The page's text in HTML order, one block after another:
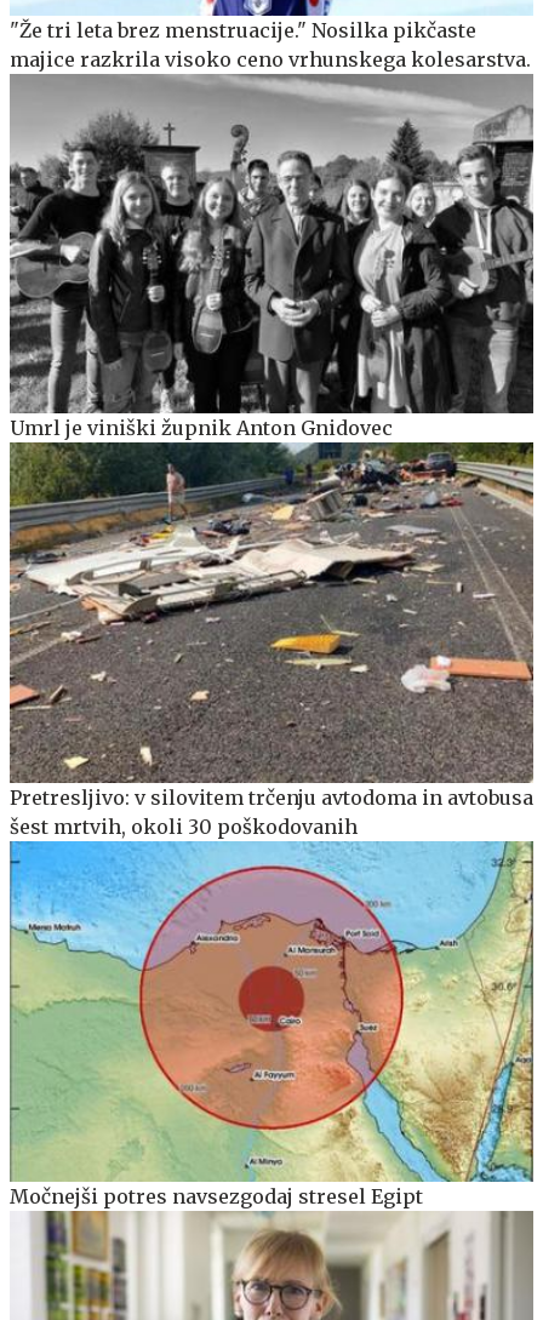
"Že tri leta brez menstruacije." Nosilka pikčaste
majice razkrila visoko ceno vrhunskega kolesarstva.
Umrl je viniški župnik Anton Gnidovec
Pretresljivo: v silovitem trčenju avtodoma in avtobusa
šest mrtvih, okoli 30 poškodovanih
Močnejši potres navsezgodaj stresel Egipt